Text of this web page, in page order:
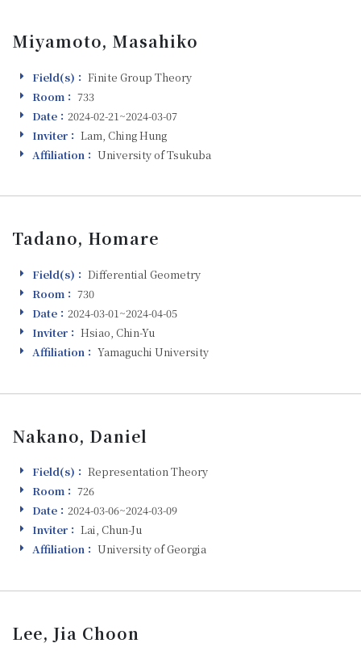
Miyamoto, Masahiko
Field(s)
Field(s)： Finite Group Theory
Room
Room： 733
Visiting
Date： 2024-02-21~2024-03-07
Inviter
Inviter： Lam, Ching Hung
Affiliation
Affiliation： University of Tsukuba
Tadano, Homare
Field(s)
Field(s)： Differential Geometry
Room
Room： 730
Visiting
Date： 2024-03-01~2024-04-05
Inviter
Inviter： Hsiao, Chin-Yu
Affiliation
Affiliation： Yamaguchi University
Nakano, Daniel
Field(s)
Field(s)： Representation Theory
Room
Room： 726
Visiting
Date： 2024-03-06~2024-03-09
Inviter
Inviter： Lai, Chun-Ju
Affiliation
Affiliation： University of Georgia
Lee, Jia Choon